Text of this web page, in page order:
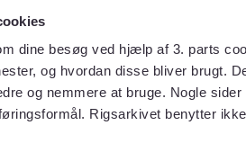
dine besøg ved hjælp af 3. parts
og hvordan disse bliver brugt.
og nemmere at bruge. Nogle
Rigsarkivet benytter